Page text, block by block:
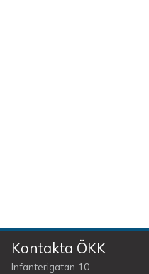
Kontakta ÖKK
Infanterigatan 10